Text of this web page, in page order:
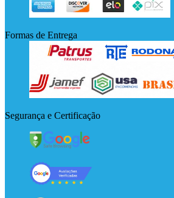
Formas de Entrega
Segurança e Certificação